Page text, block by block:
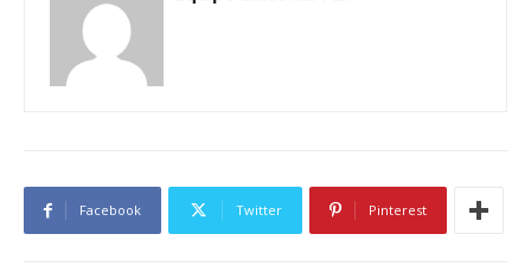
Facebook Twitter Pinterest